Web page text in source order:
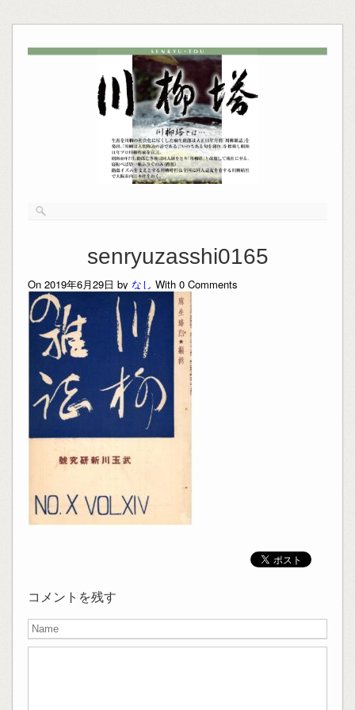
senryuzasshi0165
On 2019年6月29日 by なし With 0Comments
コメントを残す